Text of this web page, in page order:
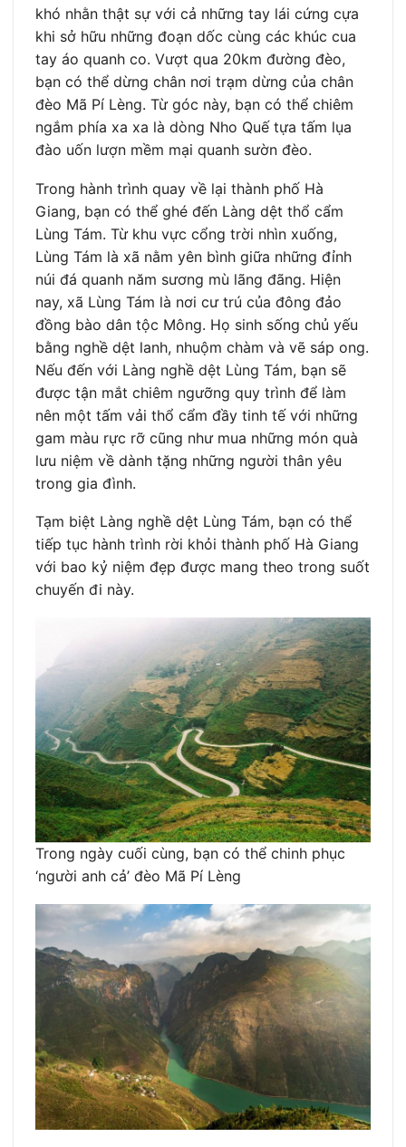
khó nhằn thật sự với cả những tay lái cứng cựa
khi sở hữu những đoạn dốc cùng các khúc cua
tay áo quanh co. Vượt qua 20km đường đèo,
bạn có thể dừng chân nơi trạm dừng của chân
đèo Mã Pí Lèng. Từ góc này, bạn có thể chiêm
ngắm phía xa xa là dòng Nho Quế tựa tấm lụa
đào uốn lượn mềm mại quanh sườn đèo.
Trong hành trình quay về lại thành phố Hà
Giang, bạn có thể ghé đến Làng dệt thổ cẩm
Lùng Tám. Từ khu vực cổng trời nhìn xuống,
Lùng Tám là xã nằm yên bình giữa những đỉnh
núi đá quanh năm sương mù lãng đãng. Hiện
nay, xã Lùng Tám là nơi cư trú của đông đảo
đồng bào dân tộc Mông. Họ sinh sống chủ yếu
bằng nghề dệt lanh, nhuộm chàm và vẽ sáp ong.
Nếu đến với Làng nghề dệt Lùng Tám, bạn sẽ
được tận mắt chiêm ngưỡng quy trình để làm
nên một tấm vải thổ cẩm đầy tinh tế với những
gam màu rực rỡ cũng như mua những món quà
lưu niệm về dành tặng những người thân yêu
trong gia đình.
Tạm biệt Làng nghề dệt Lùng Tám, bạn có thể
tiếp tục hành trình rời khỏi thành phố Hà Giang
với bao kỷ niệm đẹp được mang theo trong suốt
chuyến đi này.
Trong ngày cuối cùng, bạn có thể chinh phục
‘người anh cả’ đèo Mã Pí Lèng